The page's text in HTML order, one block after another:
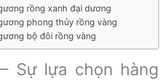
rồng xanh đại dương
phong thủy rồng vàng
bộ đôi rồng vàng
Sự lựa chọn hàng